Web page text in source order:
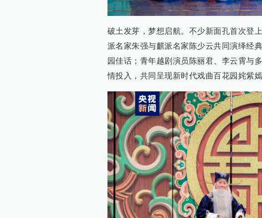
破土发芽，梦想启航。不少新面孔首次登
派名家朱强与麒派名家陈少云共同演绎经
园佳话；青年越剧演员陈丽君、李云霄与
情投入，共同呈现新时代戏曲百花园姹紫